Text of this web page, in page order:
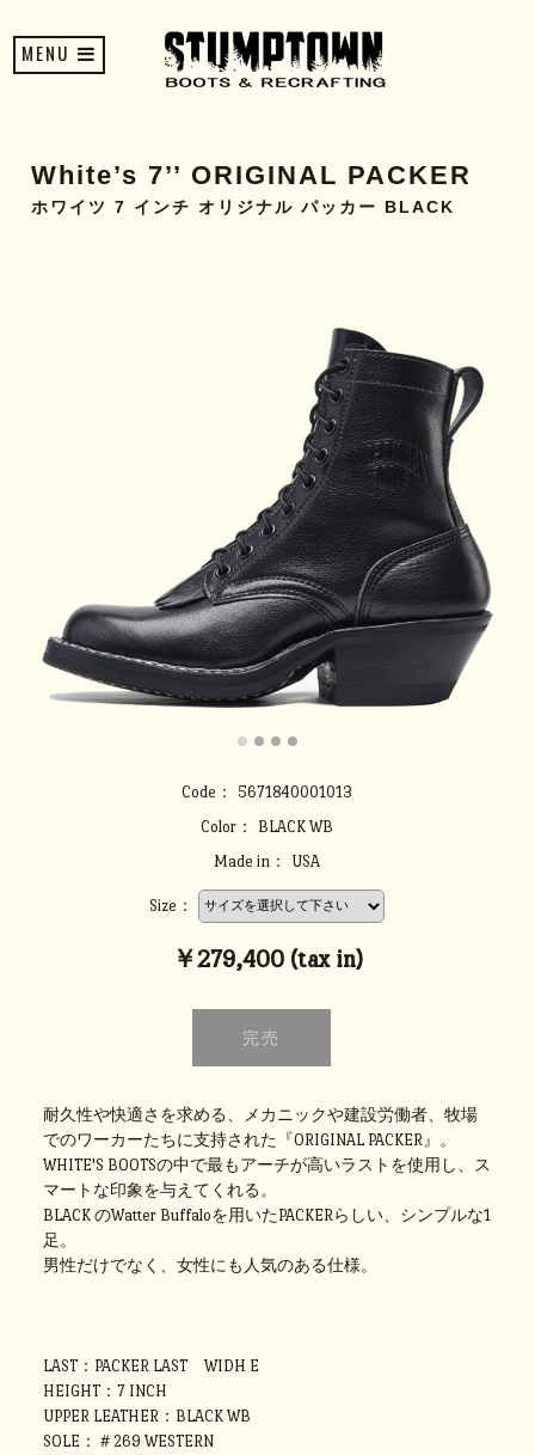
MENU
White’s 7’’ ORIGINAL PACKER
ホワイツ 7 インチ オリジナル パッカー BLACK
Code：
5671840001013
Color：
BLACK WB
Made in：
USA
Size：
￥279,400 (tax in)
耐久性や快適さを求める、メカニックや建設労働者、牧場
でのワーカーたちに支持された『ORIGINAL PACKER』。
WHITE'S BOOTSの中で最もアーチが高いラストを使用し、ス
マートな印象を与えてくれる。
BLACK のWatter Buffaloを用いたPACKERらしい、シンプルな1
足。
男性だけでなく、女性にも人気のある仕様。
LAST：PACKER LAST WIDH E
HEIGHT：7 INCH
UPPER LEATHER：BLACK WB
SOLE：＃269 WESTERN